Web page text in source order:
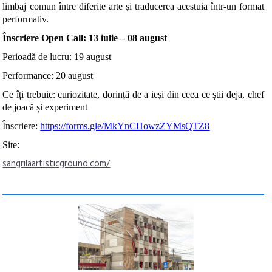
limbaj comun între diferite arte și traducerea acestuia într-un format
performativ.
Înscriere Open Call: 13 iulie – 08 august
Perioadă de lucru: 19 august
Performance: 20 august
Ce îți trebuie: curiozitate, dorință de a ieși din ceea ce știi deja, chef
de joacă și experiment
Înscriere:https://forms.gle/MkYnCHowzZYMsQTZ8
Site:
sangrilaartisticground.com/